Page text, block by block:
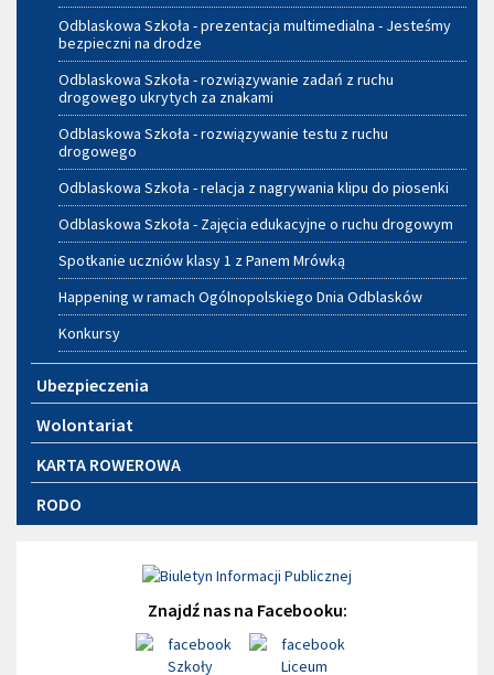
Odblaskowa Szkoła - prezentacja multimedialna - Jesteśmy
bezpieczni na drodze
Odblaskowa Szkoła - rozwiązywanie zadań z ruchu
drogowego ukrytych za znakami
Odblaskowa Szkoła - rozwiązywanie testu z ruchu
drogowego
Odblaskowa Szkoła - relacja z nagrywania klipu do piosenki
Odblaskowa Szkoła - Zajęcia edukacyjne o ruchu drogowym
Spotkanie uczniów klasy 1 z Panem Mrówką
Happening w ramach Ogólnopolskiego Dnia Odblasków
Konkursy
Ubezpieczenia
Wolontariat
KARTA ROWEROWA
RODO
Znajdź nas na Facebooku: